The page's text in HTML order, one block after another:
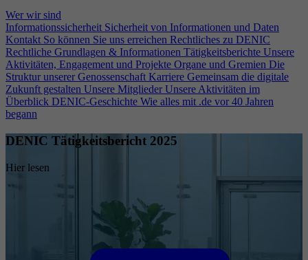
Wer wir sind
Informationssicherheit Sicherheit von Informationen und Daten
Kontakt So können Sie uns erreichen Rechtliches zu DENIC
Rechtliche Grundlagen & Informationen Tätigkeitsberichte Unsere
Aktivitäten, Engagement und Projekte Organe und Gremien Die
Struktur unserer Genossenschaft Karriere Gemeinsam die digitale
Zukunft gestalten Unsere Mitglieder Unsere Aktivitäten im
Überblick DENIC-Geschichte Wie alles mit .de vor 40 Jahren
begann
DENIC Tätigkeitsbericht 2025
Hier lesen